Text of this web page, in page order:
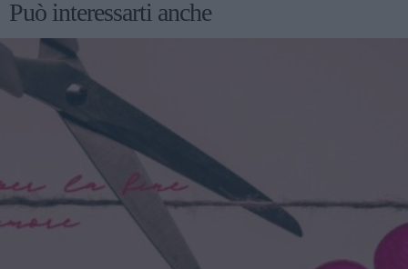
Può interessarti anche